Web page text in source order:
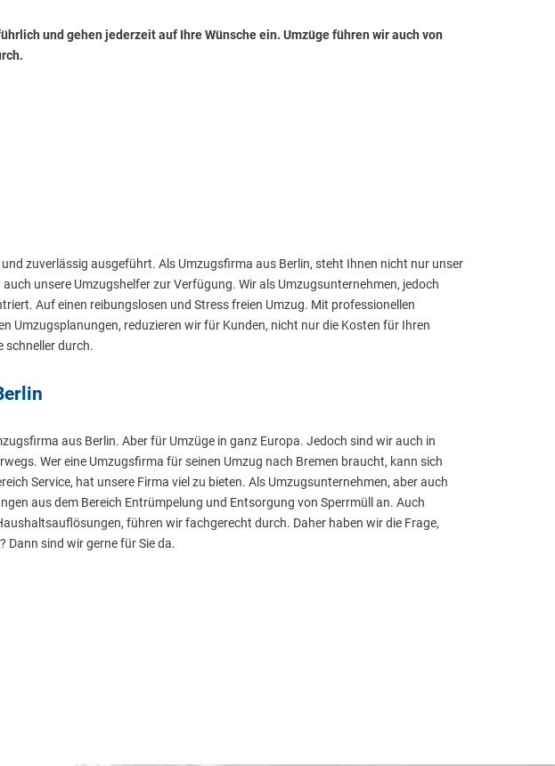
und gehen jederzeit auf Ihre Wünsche ein. Umzüge führen wir auch von
zuverlässig ausgeführt. Als Umzugsfirma aus Berlin, steht Ihnen nicht nur unser
unsere Umzugshelfer zur Verfügung. Wir als Umzugsunternehmen, jedoch
Auf einen reibungslosen und Stress freien Umzug. Mit professionellen
Umzugsplanungen, reduzieren wir für Kunden, nicht nur die Kosten für Ihren
schneller durch.
aus Berlin. Aber für Umzüge in ganz Europa. Jedoch sind wir auch in
Wer eine Umzugsfirma für seinen Umzug nach Bremen braucht, kann sich
Service, hat unsere Firma viel zu bieten. Als Umzugsunternehmen, aber auch
aus dem Bereich Entrümpelung und Entsorgung von Sperrmüll an. Auch
führen wir fachgerecht durch. Daher haben wir die Frage,
Dann sind wir gerne für Sie da.